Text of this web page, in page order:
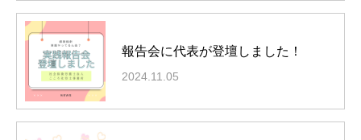
報告会に代表が登壇しました！
2024.11.05